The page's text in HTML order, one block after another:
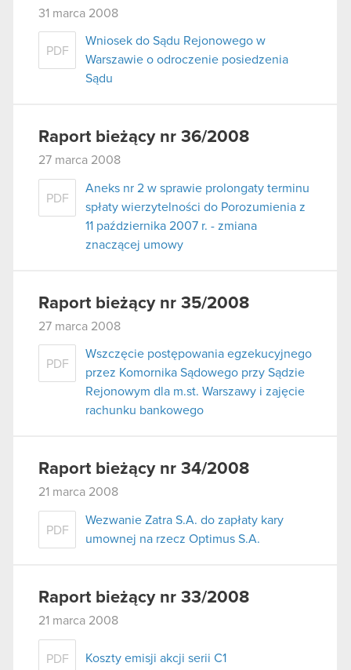
31 marca 2008
PDF
Wniosek do Sądu Rejonowego w
Warszawie o odroczenie posiedzenia
Sądu
Raport bieżący nr 36/2008
27 marca 2008
PDF
Aneks nr 2 w sprawie prolongaty terminu
spłaty wierzytelności do Porozumienia z
11 października 2007 r. - zmiana
znaczącej umowy
Raport bieżący nr 35/2008
27 marca 2008
PDF
Wszczęcie postępowania egzekucyjnego
przez Komornika Sądowego przy Sądzie
Rejonowym dla m.st. Warszawy i zajęcie
rachunku bankowego
Raport bieżący nr 34/2008
21 marca 2008
PDF
Wezwanie Zatra S.A. do zapłaty kary
umownej na rzecz Optimus S.A.
Raport bieżący nr 33/2008
21 marca 2008
PDF Koszty emisji akcji serii C1